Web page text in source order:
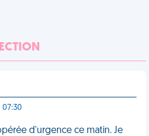
d'urgence ce matin. Je